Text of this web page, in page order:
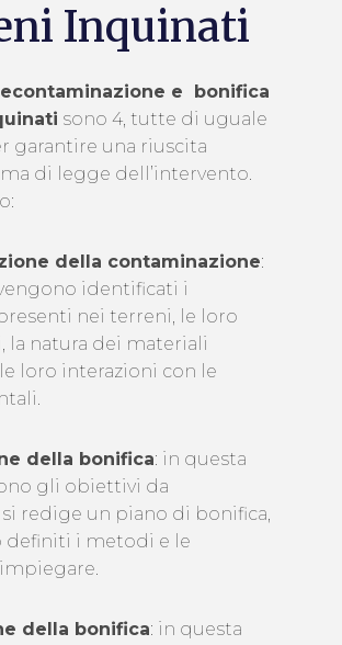
Inquinati
e bonifica
sono 4, tutte di uguale
garantire una riuscita
di legge dell’intervento.
della contaminazione:
identificati i
nei terreni, le loro
la natura dei materiali
loro interazioni con le
della bonifica: in questa
gli obiettivi da
redige un piano di bonifica,
definiti i metodi e le
della bonifica: in questa